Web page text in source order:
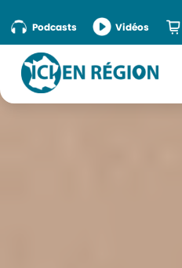
Podcasts Vidéos